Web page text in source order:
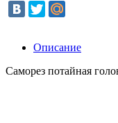
Описание
Саморез потайная